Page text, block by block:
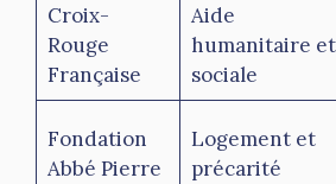
Croix-
Rouge
Française
Aide
humanitaire et
sociale
Fondation
Abbé Pierre
Logement et
précarité